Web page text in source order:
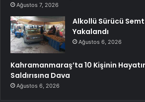
Ağustos 7, 2026
Alkollü Sürücü
Yakalandı
Ağustos 6, 2026
Kahramanmaraş’ta 10 Kişinin
Saldırısına Dava
Ağustos 6, 2026